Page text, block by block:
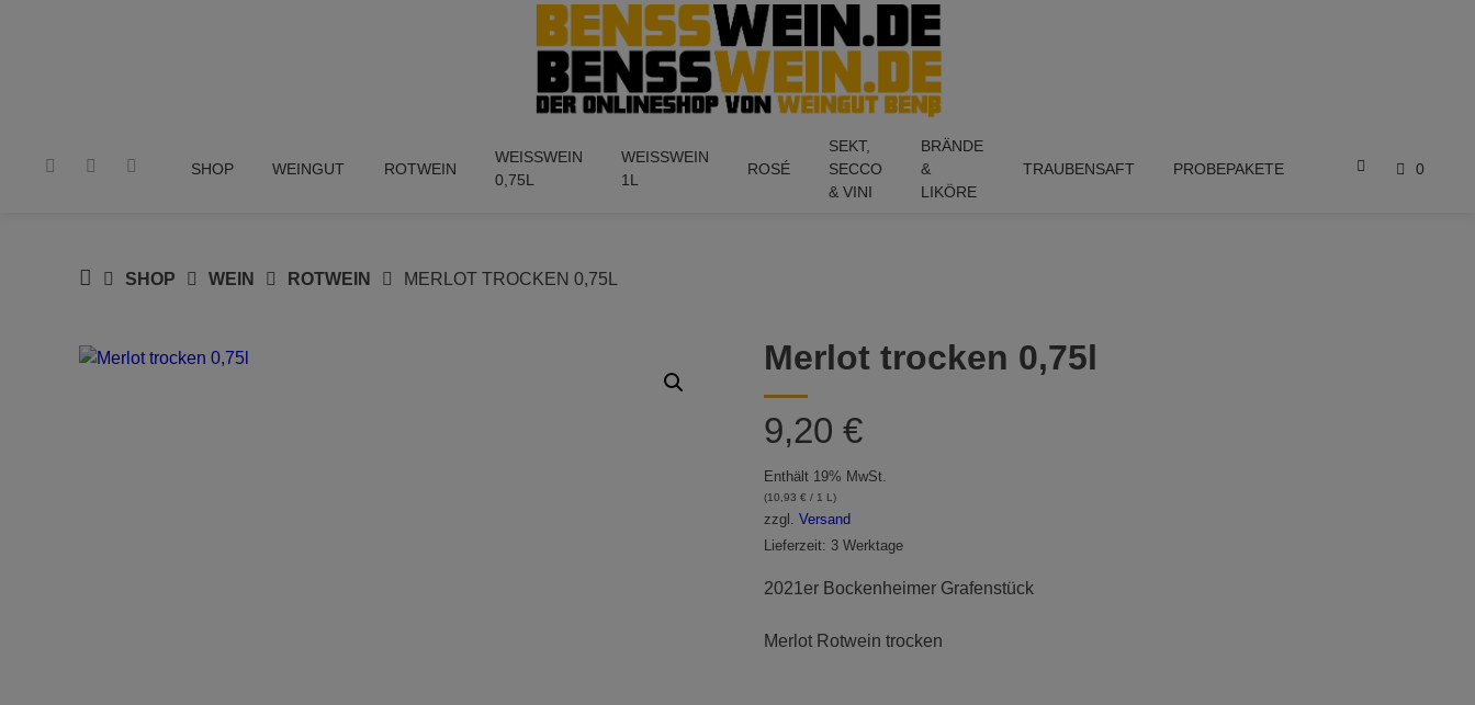
SHOP WEINGUT ROTWEIN
WEISSWEIN 0
,75L
WEISSWEIN 1
L
ROSÉ
SEKT,
SECCO
& VINI
BRÄNDE
&
LIKÖRE
TRAUBENSAFT PROBEPAKETE 0
BENSSWEIN.DE
SHOP WEIN ROTWEIN MERLOT TROCKEN 0,75L
Merlot trocken 0,75l
9,20 €
Enthält 19% MwSt.
(10,93 € / 1 L)
zzgl. Versand
Lieferzeit: 3 Werktage
2021er Bockenheimer Grafenstück
Merlot Rotwein trocken